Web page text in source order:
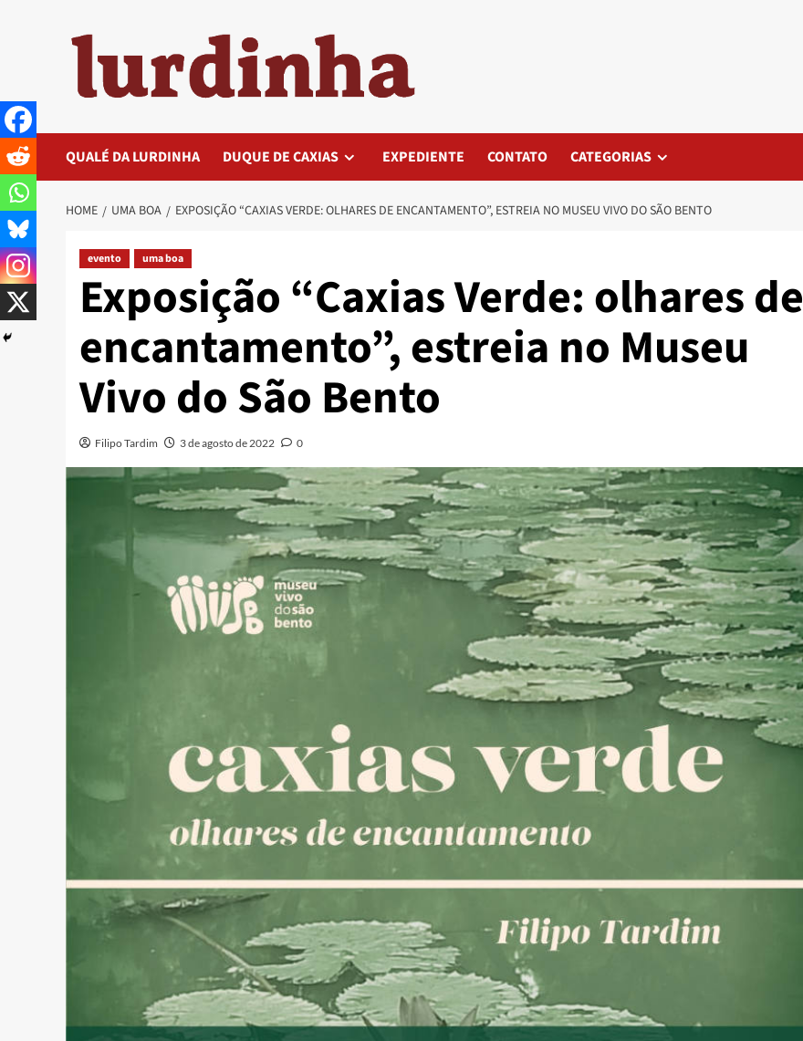
QUALÉ DA LURDINHA DUQUE DE CAXIAS EXPEDIENTE CONTATO CATEGORIAS
HOME UMA BOA EXPOSIÇÃO “CAXIAS VERDE: OLHARES DE ENCANTAMENTO”, ESTREIA NO MUSEU VIVO DO SÃO BENTO
evento uma boa
Exposição “Caxias Verde: olhares de
encantamento”, estreia no Museu
Vivo do São Bento
Filipo Tardim 3 de agosto de 2022 0